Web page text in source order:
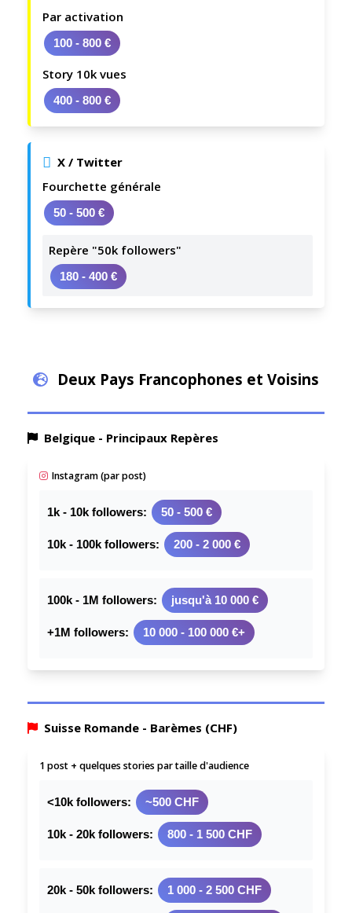
Par activation
100 - 800 €
Story 10k vues
400 - 800 €
X / Twitter
Fourchette générale
50 - 500 €
Repère "50k followers"
180 - 400 €
Deux Pays Francophones et Voisins
Belgique - Principaux Repères
Instagram (par post)
1k - 10k followers: 50 - 500 €
10k - 100k followers: 200 - 2 000 €
100k - 1M followers: jusqu'à 10 000 €
+1M followers: 10 000 - 100 000 €+
Suisse Romande - Barèmes (CHF)
1 post + quelques stories par taille d'audience
<10k followers: ~500 CHF
10k - 20k followers: 800 - 1 500 CHF
20k - 50k followers: 1 000 - 2 500 CHF